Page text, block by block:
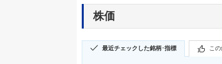
株価
最近チェックした銘柄･指標 こ